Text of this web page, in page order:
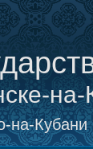
на-
Кубани